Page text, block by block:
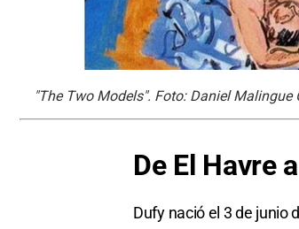
"The Two Models". Foto: Daniel Malingue
De El Havre
Dufy nació el 3 de junio